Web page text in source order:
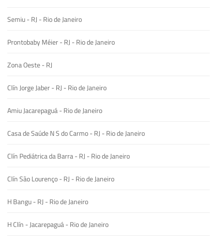
Semiu - RJ - Rio de Janeiro
Prontobaby Méier - RJ - Rio de Janeiro
Zona Oeste - RJ
Clín Jorge Jaber - RJ - Rio de Janeiro
Amiu Jacarepaguá - Rio de Janeiro
Casa de Saúde N S do Carmo - RJ - Rio de Janeiro
Clín Pediátrica da Barra - RJ - Rio de Janeiro
Clín São Lourenço - RJ - Rio de Janeiro
H Bangu - RJ - Rio de Janeiro
H Clín - Jacarepaguá - Rio de Janeiro